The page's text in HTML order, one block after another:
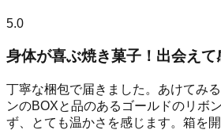
5.0
身体が喜ぶ焼き菓子！出会えて
丁寧な梱包で届きました。あけてみ
ンのBOXと品のあるゴールドのリボ
ず、とても温かさを感じます。箱を